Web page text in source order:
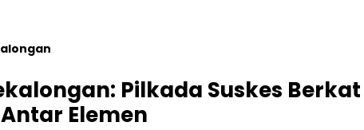
Pilkada Suskes Berkat
Elemen